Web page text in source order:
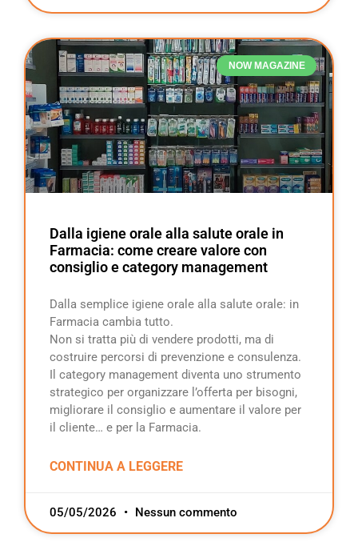
NOW MAGAZINE
Dalla igiene orale alla salute orale in
Farmacia: come creare valore con
consiglio e category management
Dalla semplice igiene orale alla salute orale: in
Farmacia cambia tutto.
Non si tratta più di vendere prodotti, ma di
costruire percorsi di prevenzione e consulenza.
Il category management diventa uno strumento
strategico per organizzare l’offerta per bisogni,
migliorare il consiglio e aumentare il valore per
il cliente… e per la Farmacia.
CONTINUA A LEGGERE
05/05/2026 Nessun commento